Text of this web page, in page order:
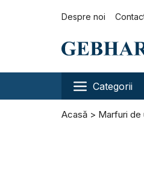
Despre noi
Categorii
Acasă Marfuri de